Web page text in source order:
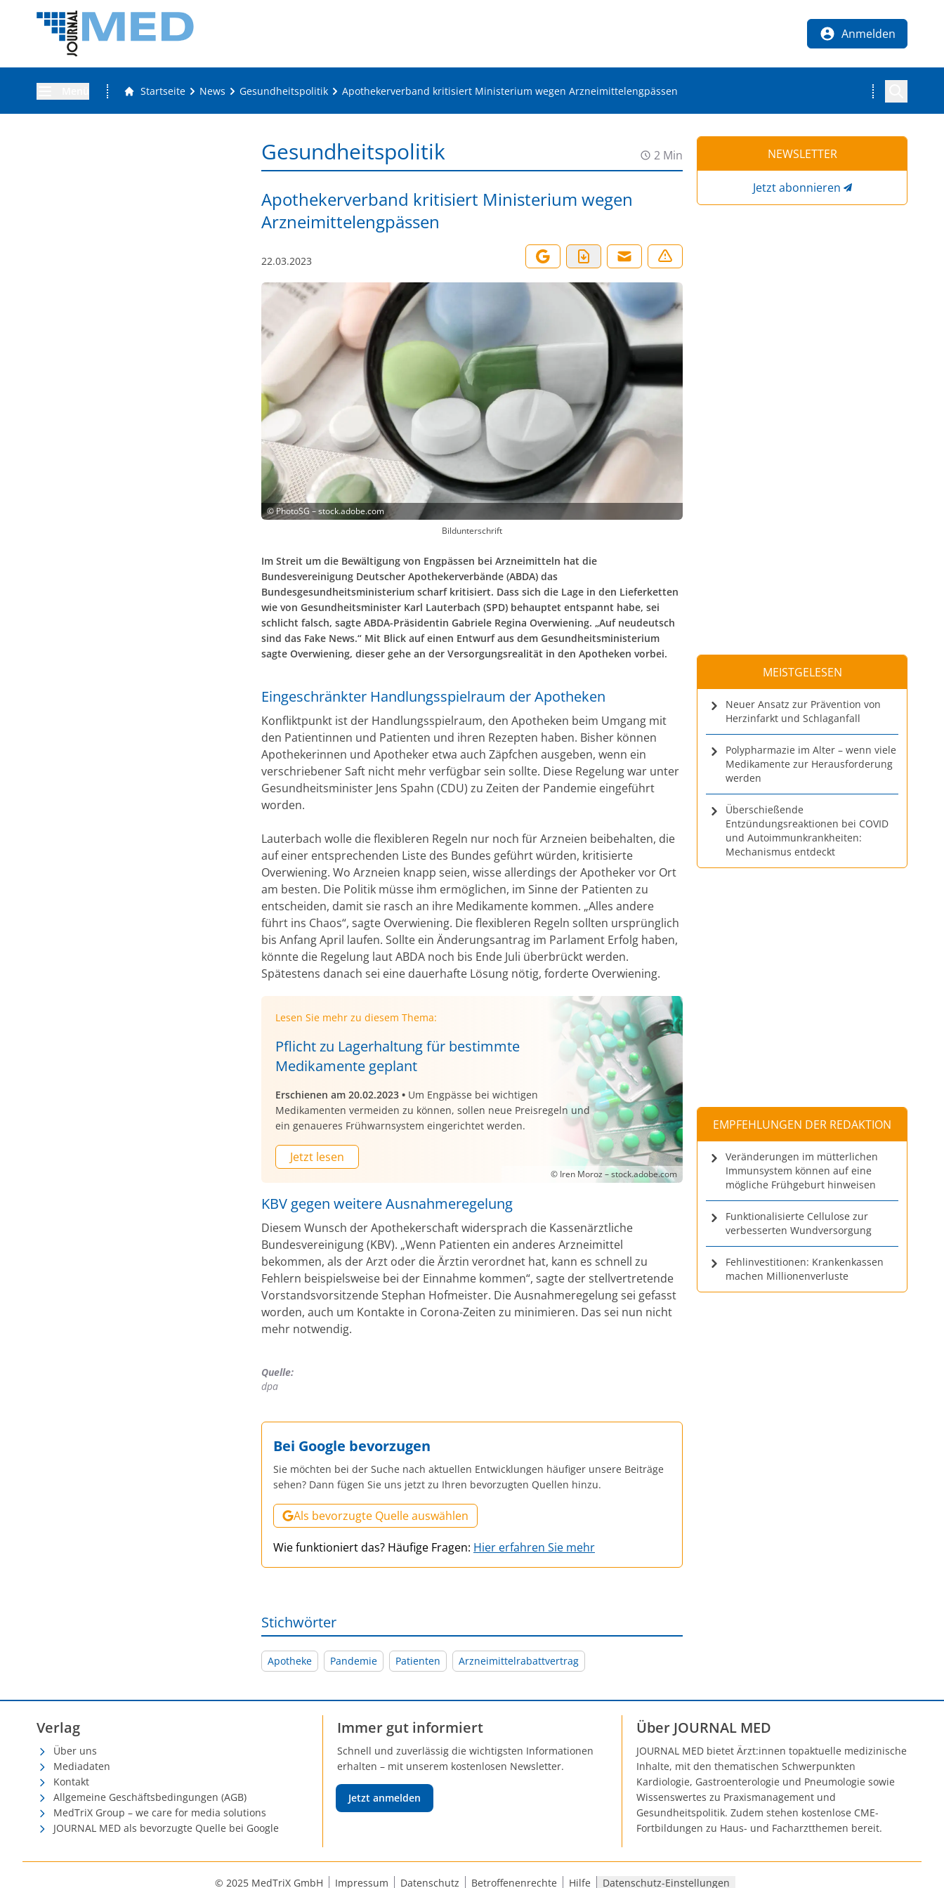
Anmelden
Startseite News Gesundheitspolitik Apothekerverband kritisiert Ministerium wegen Arzneimittelengpässen
Gesundheitspolitik 2 Min
Apothekerverband kritisiert Ministerium wegen
Arzneimittelengpässen
22.03.2023
©PhotoSG – stock.adobe.com
Bildunterschrift
Im Streit um die Bewältigung von Engpässen bei Arzneimitteln hat die
Bundesvereinigung Deutscher Apothekerverbände (ABDA) das
Bundesgesundheitsministerium scharf kritisiert. Dass sich die Lage in den Lieferketten
wie von Gesundheitsminister Karl Lauterbach (SPD) behauptet entspannt habe, sei
schlicht falsch, sagte ABDA-Präsidentin Gabriele Regina Overwiening. „Auf neudeutsch
sind das Fake News.“ Mit Blick auf einen Entwurf aus dem Gesundheitsministerium
sagte Overwiening, dieser gehe an der Versorgungsrealität in den Apotheken vorbei.
Eingeschränkter Handlungsspielraum der Apotheken
Konfliktpunkt ist der Handlungsspielraum, den Apotheken beim Umgang mit
den Patientinnen und Patienten und ihren Rezepten haben. Bisher können
Apothekerinnen und Apotheker etwa auch Zäpfchen ausgeben, wenn ein
verschriebener Saft nicht mehr verfügbar sein sollte. Diese Regelung war unter
Gesundheitsminister Jens Spahn (CDU) zu Zeiten der Pandemie eingeführt
worden.
Lauterbach wolle die flexibleren Regeln nur noch für Arzneien beibehalten, die
auf einer entsprechenden Liste des Bundes geführt würden, kritisierte
Overwiening. Wo Arzneien knapp seien, wisse allerdings der Apotheker vor Ort
am besten. Die Politik müsse ihm ermöglichen, im Sinne der Patienten zu
entscheiden, damit sie rasch an ihre Medikamente kommen. „Alles andere
führt ins Chaos“, sagte Overwiening. Die flexibleren Regeln sollten ursprünglich
bis Anfang April laufen. Sollte ein Änderungsantrag im Parlament Erfolg haben,
könnte die Regelung laut ABDA noch bis Ende Juli überbrückt werden.
Spätestens danach sei eine dauerhafte Lösung nötig, forderte Overwiening.
Lesen Sie mehr zu diesem Thema:
Pflicht zu Lagerhaltung für bestimmte
Medikamente geplant
Erschienen am 20.02.2023 • Um Engpässe bei wichtigen
Medikamenten vermeiden zu können, sollen neue Preisregeln und
ein genaueres Frühwarnsystem eingerichtet werden.
Jetzt lesen
© Iren Moroz – stock.adobe.com
KBV gegen weitere Ausnahmeregelung
Diesem Wunsch der Apothekerschaft widersprach die Kassenärztliche
Bundesvereinigung (KBV). „Wenn Patienten ein anderes Arzneimittel
bekommen, als der Arzt oder die Ärztin verordnet hat, kann es schnell zu
Fehlern beispielsweise bei der Einnahme kommen“, sagte der stellvertretende
Vorstandsvorsitzende Stephan Hofmeister. Die Ausnahmeregelung sei gefasst
worden, auch um Kontakte in Corona-Zeiten zu minimieren. Das sei nun nicht
mehr notwendig.
Quelle:
dpa
Bei Google bevorzugen
Sie möchten bei der Suche nach aktuellen Entwicklungen häufiger unsere Beiträge
sehen? Dann fügen Sie uns jetzt zu Ihren bevorzugten Quellen hinzu.
Als bevorzugte Quelle auswählen
Wie funktioniert das? Häufige Fragen: Hier erfahren Sie mehr
Stichwörter
Apotheke Pandemie Patienten Arzneimittelrabattvertrag
NEWSLETTER
Jetzt abonnieren
MEISTGELESEN
Neuer Ansatz zur Prävention von
Herzinfarkt und Schlaganfall
Polypharmazie im Alter – wenn viele
Medikamente zur Herausforderung
werden
Überschießende
Entzündungsreaktionen bei COVID
und Autoimmunkrankheiten:
Mechanismus entdeckt
EMPFEHLUNGEN DER REDAKTION
Veränderungen im mütterlichen
Immunsystem können auf eine
mögliche Frühgeburt hinweisen
Funktionalisierte Cellulose zur
verbesserten Wundversorgung
Fehlinvestitionen: Krankenkassen
machen Millionenverluste
Verlag
Über uns
Mediadaten
Kontakt
Allgemeine Geschäftsbedingungen (AGB)
MedTriX Group – we care for media solutions
JOURNAL MED als bevorzugte Quelle bei Google
Immer gut informiert
Schnell und zuverlässig die wichtigsten Informationen
erhalten – mit unserem kostenlosen Newsletter.
Jetzt anmelden
Über JOURNAL MED
JOURNAL MED bietet Ärzt:innen topaktuelle medizinische
Inhalte, mit den thematischen Schwerpunkten
Kardiologie, Gastroenterologie und Pneumologie sowie
Wissenswertes zu Praxismanagement und
Gesundheitspolitik. Zudem stehen kostenlose CME-
Fortbildungen zu Haus- und Facharztthemen bereit.
© 2025 MedTriX GmbH Impressum Datenschutz Betroffenenrechte Hilfe Datenschutz-Einstellungen